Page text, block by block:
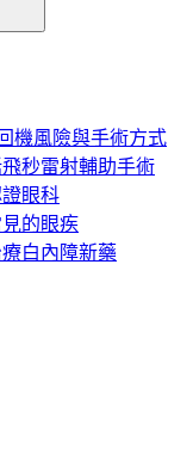
機風險與手術方式
秒雷射輔助手術
眼科
的眼疾
白內障新藥